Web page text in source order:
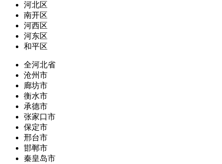
河北区
南开区
河西区
河东区
和平区
全河北省
沧州市
廊坊市
衡水市
承德市
张家口市
保定市
邢台市
邯郸市
秦皇岛市